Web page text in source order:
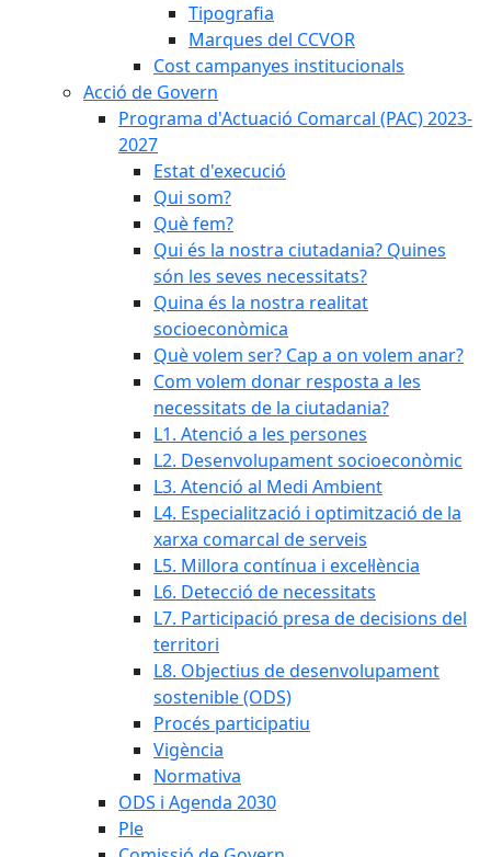
Tipografia
Marques del CCVOR
Cost campanyes institucionals
Acció de Govern
Programa d'Actuació Comarcal (PAC) 2023-
2027
Estat d'execució
Qui som?
Què fem?
Qui és la nostra ciutadania? Quines
són les seves necessitats?
Quina és la nostra realitat
socioeconòmica
Què volem ser? Cap a on volem anar?
Com volem donar resposta a les
necessitats de la ciutadania?
L1. Atenció a les persones
L2. Desenvolupament socioeconòmic
L3. Atenció al Medi Ambient
L4. Especialització i optimització de la
xarxa comarcal de serveis
L5. Millora contínua i excel·lència
L6. Detecció de necessitats
L7. Participació presa de decisions del
territori
L8. Objectius de desenvolupament
sostenible (ODS)
Procés participatiu
Vigència
Normativa
ODS i Agenda 2030
Ple